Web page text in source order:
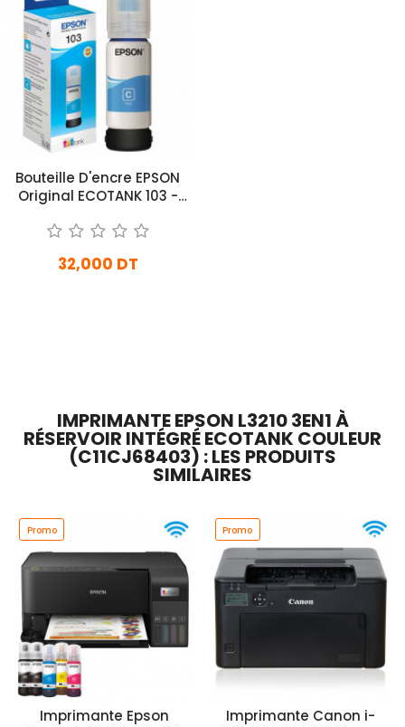
Bouteille D'encre EPSON
Original ECOTANK 103 -
32,000 DT
IMPRIMANTE EPSON L3210 3EN1 À
RÉSERVOIR INTÉGRÉ ECOTANK COULEUR
(C11CJ68403) : LES PRODUITS
SIMILAIRES
Promo
Imprimante Epson
Promo
Imprimante Canon i-